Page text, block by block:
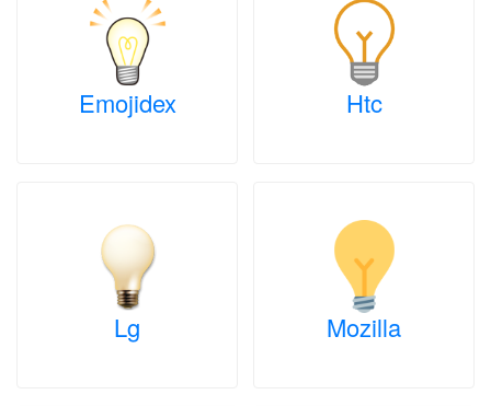
Emojidex Htc
Lg Mozilla